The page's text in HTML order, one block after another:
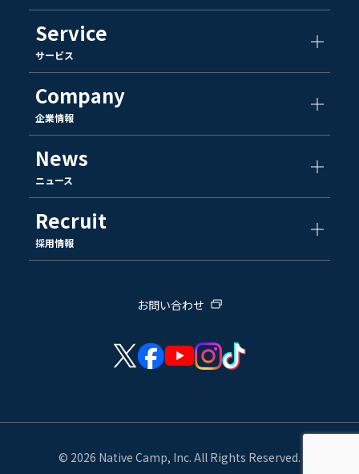
Service
サービス
Company
企業情報
News
ニュース
Recruit
採用情報
お問い合わせ
© 2026 Native Camp, Inc. All Rights Reserved.